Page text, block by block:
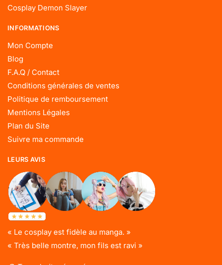
Cosplay Demon Slayer
INFORMATIONS
Mon Compte
Blog
F.A.Q / Contact
Conditions générales de ventes
Politique de remboursement
Mentions Légales
Plan du Site
Suivre ma commande
LEURS AVIS
« Le cosplay est fidèle au manga. »
« Très belle montre, mon fils est ravi »